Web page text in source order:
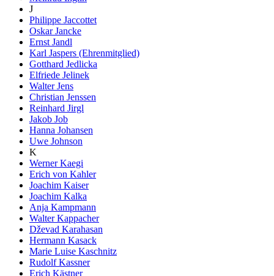
J
Philippe Jaccottet
Oskar Jancke
Ernst Jandl
Karl Jaspers (Ehrenmitglied)
Gotthard Jedlicka
Elfriede Jelinek
Walter Jens
Christian Jenssen
Reinhard Jirgl
Jakob Job
Hanna Johansen
Uwe Johnson
K
Werner Kaegi
Erich von Kahler
Joachim Kaiser
Joachim Kalka
Anja Kampmann
Walter Kappacher
Dževad Karahasan
Hermann Kasack
Marie Luise Kaschnitz
Rudolf Kassner
Erich Kästner